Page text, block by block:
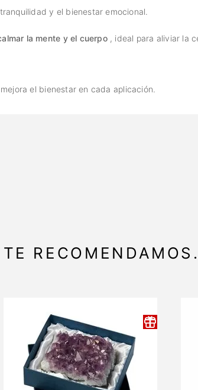
y el bienestar emocional.
la mente y el cuerpo, ideal para aliviar la
el bienestar en cada aplicación.